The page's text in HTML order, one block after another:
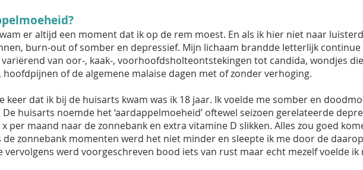
er altijd een moment dat ik op de rem moest. En als ik hier niet naar
burn-out of somber en depressief. Mijn lichaam brandde letterlijk continue
van oor-, kaak-, voorhoofdsholteontstekingen tot candida, wondjes
hoofdpijnen of de algemene malaise dagen met of zonder verhoging.
keer dat ik bij de huisarts kwam was ik 18 jaar. Ik voelde me somber en
huisarts noemde het ‘aardappelmoeheid’ oftewel seizoen gerelateerde
x per maand naar de zonnebank en extra vitamine D slikken. Alles zou goed
de zonnebank momenten werd het niet minder en sleepte ik me door de
vervolgens werd voorgeschreven bood iets van rust maar echt mezelf voelde ik